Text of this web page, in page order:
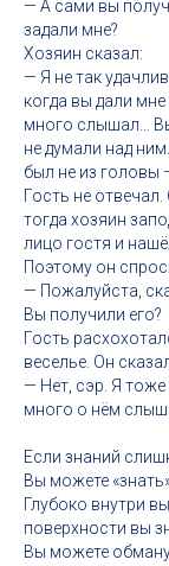
— А сами вы
задали мне?
Хозяин сказал:
— Я не так
когда вы дали
много слышал…
не думали над
был не из головы
Гость не
тогда хозяин
лицо гостя и
Поэтому он
— Пожалуйста,
Вы получили его?
Гость
веселье. Он
— Нет, сэр. Я
много о нём
Если знаний
Вы можете
Глубоко внутри
поверхности вы
Вы можете